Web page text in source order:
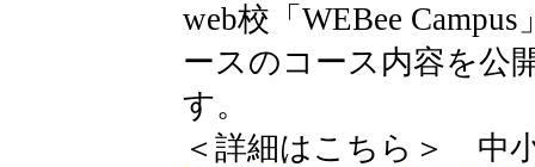
web校「WEBee
ースのコース内容を公
す。
＜詳細はこちら＞ 中